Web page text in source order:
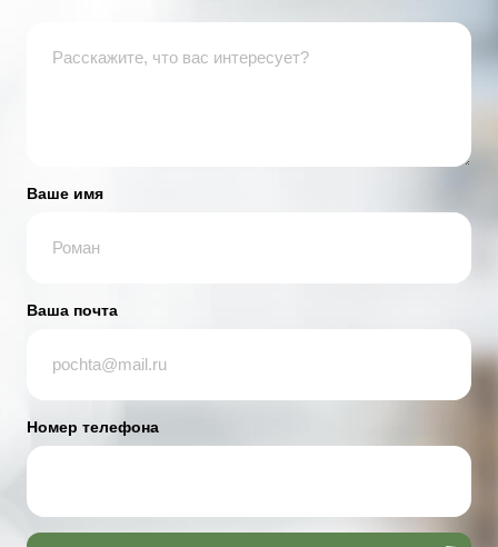
Ваше имя
Ваша почта
Номер телефона